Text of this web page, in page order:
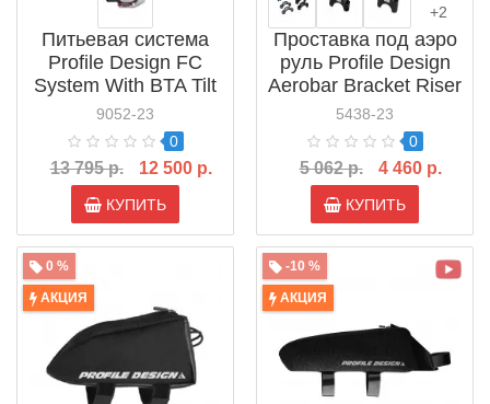
Питьевая система
Profile Design FC
System With BTA Tilt
Bracket 25 oz.
(ACFCN25DRK)
9052-23
0
13 795 р. 12 500 р.
КУПИТЬ
+2
Проставка под аэро
руль Profile Design
Aerobar Bracket Riser
Kit
5438-23
0
5 062 р. 4 460 р.
КУПИТЬ
0 %
АКЦИЯ
-10 %
АКЦИЯ